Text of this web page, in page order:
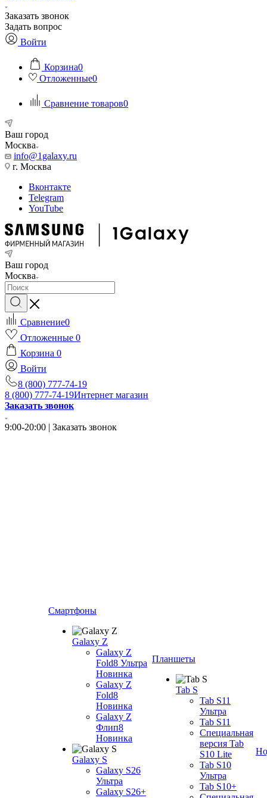
Заказать звонок
Задать вопрос
Войти
Корзина0
Отложенные0
Сравнение товаров0
Ваш город
Москва
info@1galaxy.ru
г. Москва
Вконтакте
Telegram
YouTube
Ваш город
Москва
Сравнение0
Отложенные 0
Корзина 0
Войти
8 (800) 777-74-19
8 (800) 777-74-19Интернет магазин
Заказать звонок
9:00-20:00 | Заказать звонок
Смартфоны
Galaxy Z
Galaxy Z
Fold8 Ультра
Новинка
Galaxy Z
Fold8
Новинка
Galaxy Z
Флип8
Новинка
Galaxy S
Galaxy S26
Ультра
Galaxy S26+
Планшеты
Tab S
Tab S11
Ультра
Tab S11
Специальная
версия Tab
S10 Lite
Tab S10
Ультра
Tab S10+